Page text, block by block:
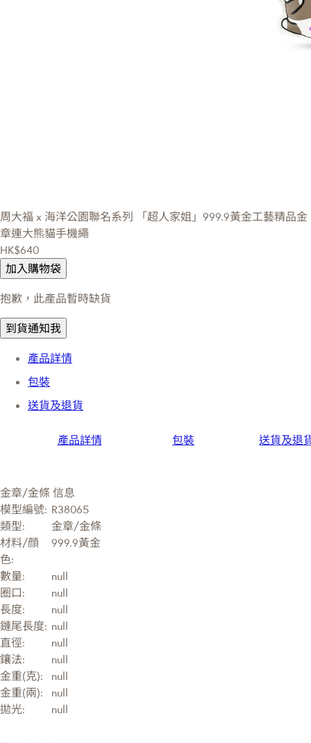
周大福 x 海洋公園聯名系列
「超人家姐」999.9黃金工藝精品金
章連大熊貓手機繩
HK$640
加入購物袋
抱歉，此產品暫時缺貨
到貨通知我
產品詳情
包裝
送貨及退貨
產品詳情 包裝 送貨及退
金章/金條 信息
模型編號: R38065
類型:
金章/金條
材料/顔
色:
999.9黃金
數量:
null
圈口:
null
長度:
null
鏈尾長度: null
直徑:
null
鑲法:
null
金重(克):
null
金重(兩):
null
拋光:
null